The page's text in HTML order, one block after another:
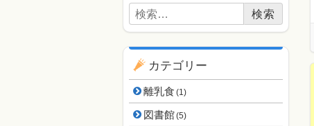
検索:
カテゴリー
離乳食 (1)
図書館(5)